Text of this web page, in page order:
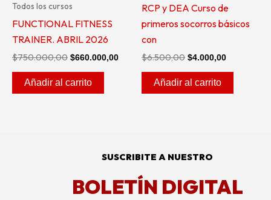
Todos los cursos
FUNCTIONAL FITNESS
TRAINER. ABRIL 2026
$750.000,00
$750.000,00.
$660.000,00
$660.000,00.
Añadir al carrito
RCP y DEA Curso de
primeros socorros básicos
con
$6.500,00
$6.500,00.
$4.000,00
$4.000,00.
Añadir al carrito
SUSCRIBITE A NUESTRO
BOLETÍN DIGITAL